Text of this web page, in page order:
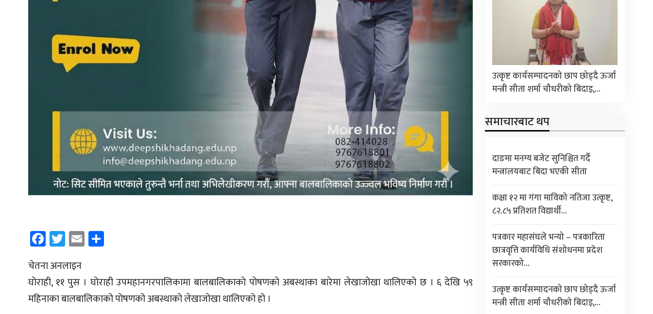
Facebook
Twitter
Email
चेतना अनलाइन
घोराही, ११ पुस । घोराही उपमहानगरपालिकामा बालबालिकाको पोषणको अबस्थाका बारेमा लेखाजोखा थालिएको छ । ६ देखि ५९
महिनाका बालबालिकाको पोषणको अबस्थाको लेखाजोखा थालिएको हो ।
उत्कृष्ट कार्यसम्पादनको छाप छोड्दै ऊर्जा
मन्त्री सीता शर्मा चौधरीको बिदाइ,…
समाचारबाट थप
दाङमा मनग्य बजेट सुनिश्चित गर्दै
मन्त्रालयबाट बिदा भएकी सीता
कक्षा १२ मा गंगा माविको नतिजा उत्कृष्ट,
८२.८५ प्रतिशत विद्यार्थी…
पत्रकार महासंघले भन्यो – पत्रकारिता
छात्रवृत्ति कार्यविधि संशोधनमा प्रदेश
सरकारको…
उत्कृष्ट कार्यसम्पादनको छाप छोड्दै ऊर्जा
मन्त्री सीता शर्मा चौधरीको बिदाइ,…